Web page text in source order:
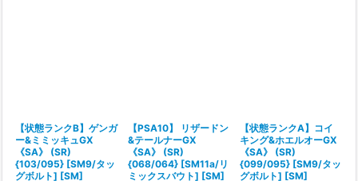
【状態ランクB】ゲンガ
ー&ミミッキュGX
《SA》 (SR)
{103/095} [SM9/タッ
グボルト] [SM]
【PSA10】 リザードン
&テールナーGX
《SA》 (SR)
{068/064} [SM11a/リ
ミックスバウト] [SM]
【状態ランクA】コイ
キング&ホエルオーGX
《SA》 (SR)
{099/095} [SM9/タッ
グボルト] [SM]